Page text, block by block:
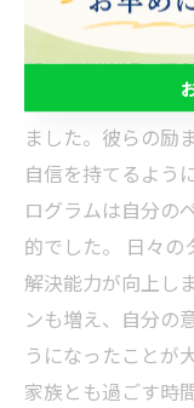
在宅支援の体験は
た。最初の頃、慣
ましたが、支援ス
ました。彼らの励
自信を持てるよう
ログラムは自分の
的でした。 日々の
解決能力が向上し
ンも増え、自分の
うになったことが
家族とも過ごす時